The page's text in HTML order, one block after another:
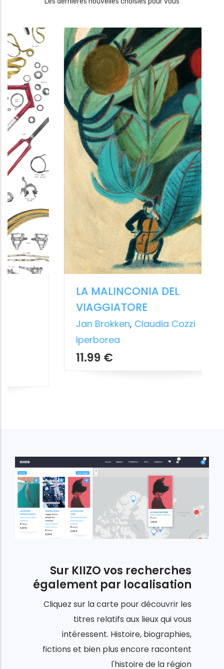
LA MALINCONIA DEL
VIAGGIATORE
Jan Brokken Claudia Cozzi
Iperborea
11.99 €
STORIA
INGLESE
Mario Praz
La nave di
24.99 €
Sur KIIZO vos recherches
également par localisation
Cliquez sur la carte pour découvrir les
titres relatifs aux lieux qui vous
intéressent. Histoire, biographies,
fictions et bien plus encore racontent
l'histoire de la région